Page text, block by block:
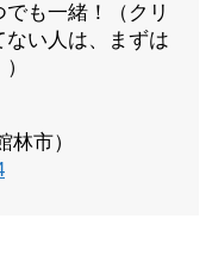
も一緒！（クリ
い人は、まずは
市）